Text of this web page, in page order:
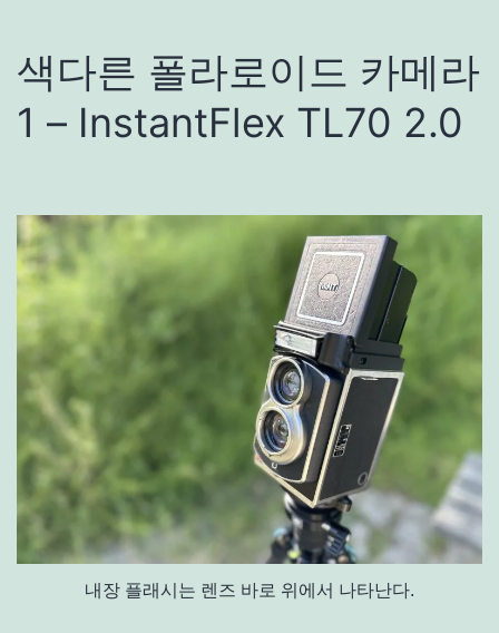
색다른 폴라로이드 카메라
1 – InstantFlex TL70 2.0
내장 플래시는 렌즈 바로 위에서 나타난다.